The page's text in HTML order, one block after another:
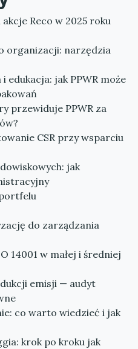
Reco w 2025 roku
organizacji: narzędzia
edukacja: jak PPWR może
przewiduje PPWR za
CSR przy wsparciu
jak
do zarządzania
14001 w małej i średniej
emisji — audyt
co warto wiedzieć i jak
krok po kroku jak